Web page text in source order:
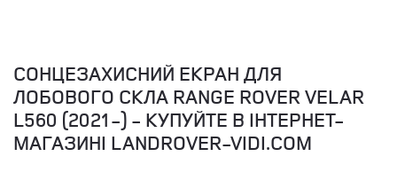
СОНЦЕЗАХИСНИЙ ЕКРАН ДЛЯ
ЛОБОВОГО СКЛА RANGE ROVER VELAR
L560 (2021-) - КУПУЙТЕ В ІНТЕРНЕТ-
МАГАЗИНІ LANDROVER-VIDI.COM